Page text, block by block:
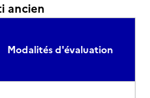
ancien
Modalités d'évaluation